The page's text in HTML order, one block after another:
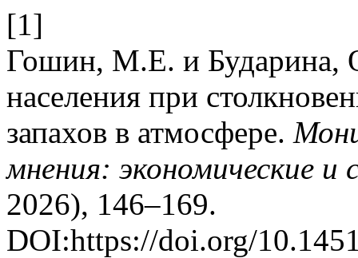
[1]
Гошин, М.Е. и Бударина,
населения при
запахов в атмосфере.
мнения: экономические и
2026), 146–169.
DOI:https://doi.org/